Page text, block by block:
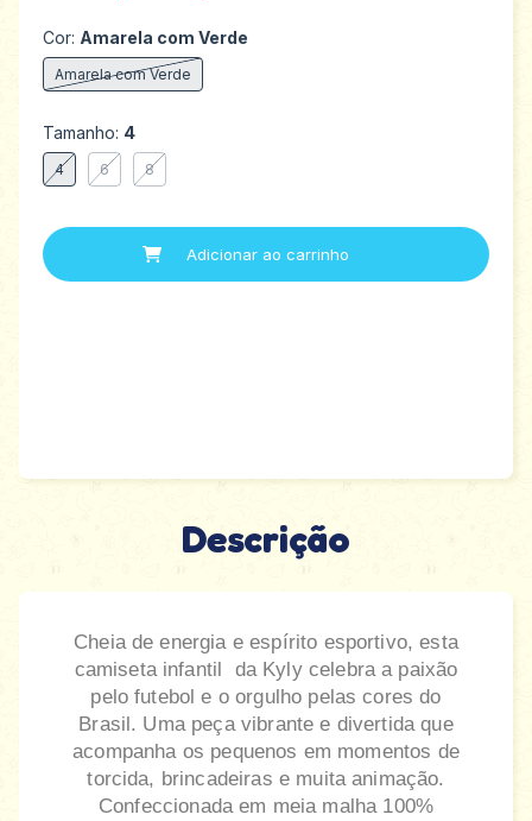
Cor: Amarela com Verde
Amarela com Verde
Tamanho: 4
4 6 8
Descrição
Cheia de energia e espírito esportivo, esta
camiseta infantil da Kyly celebra a paixão
pelo futebol e o orgulho pelas cores do
Brasil. Uma peça vibrante e divertida que
acompanha os pequenos em momentos de
torcida, brincadeiras e muita animação.
Confeccionada em meia malha 100%